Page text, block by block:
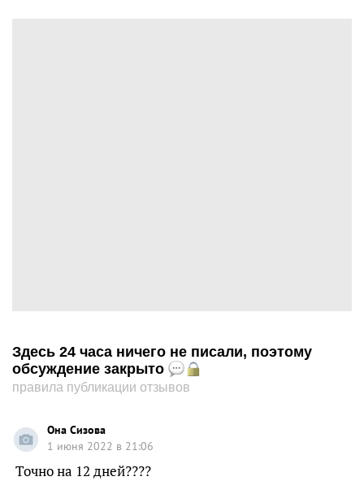
Здесь 24 часа ничего не писали, поэтому
обсуждение закрыто
правила публикации отзывов
Она Сизова
1 июня 2022 в 21:06
Точно на 12 дней????